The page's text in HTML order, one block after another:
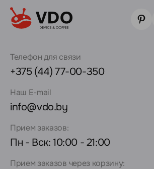
Телефон для связи
+375 (44) 77-00-350
Наш E-mail
info@vdo.by
Прием заказов:
Пн - Вск: 10:00 - 21:00
Прием заказов через корзину: